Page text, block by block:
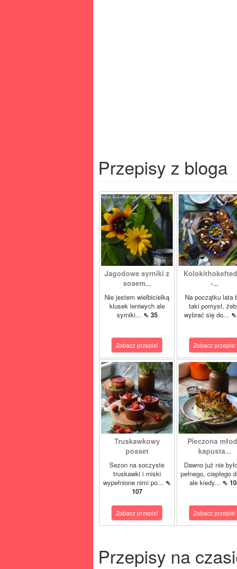
Przepisy z bloga
Jagodowe syrniki z
sosem...
Nie jestem wielbicielką
klusek leniwych ale
syrniki... ⇖ 35
Zobacz przepis!
-...
Na początku lata
taki pomysł,
wybrać się do... ⇖
Zobacz przepis!
Truskawkowy
posset
Sezon na soczyste
truskawki i miski
wypełnione nimi po... ⇖
107
Zobacz przepis!
Pieczona
kapusta...
Dawno już nie
pełnego, ciepłego
ale kiedy... ⇖
Zobacz przepis!
Przepisy na